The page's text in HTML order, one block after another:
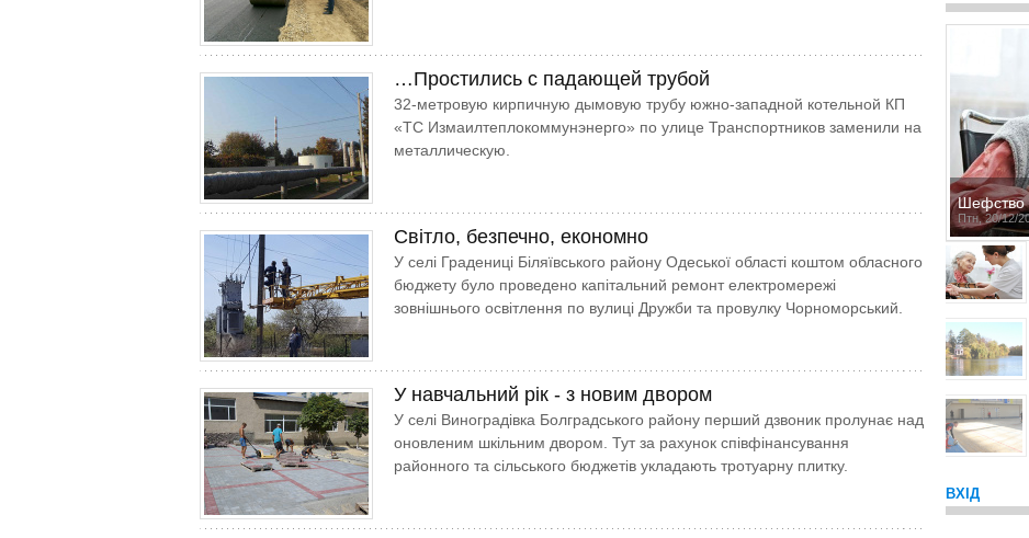
…Простились с падающей трубой
32-метровую кирпичную дымовую трубу южно-западной котельной КП
«ТС Измаил­теплокоммунэнерго» по улице Транс­порт­ников заменили на
металлическую.
Світло, безпечно, економно
У селі Градениці Біляївського району Одеської області коштом обласного
бюджету було проведено капітальний ремонт електромережі
зовнішнього освітлення по вулиці Дружби та провулку Чорноморський.
У навчальний рік - з новим двором
У селі Виноградівка Болградського району перший дзвоник пролунає над
оновленим шкільним двором. Тут за рахунок співфінансування
районного та сільського бюджетів укладають тротуарну плитку.
Шефство
Птн, 20/12/
ВХІД